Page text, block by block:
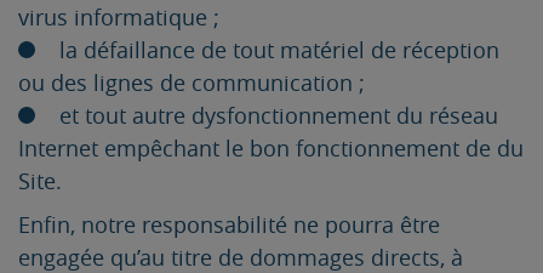
virus informatique ;
la défaillance de tout matériel de réception
ou des lignes de communication ;
et tout autre dysfonctionnement du réseau
Internet empêchant le bon fonctionnement de du
Site.
Enfin, notre responsabilité ne pourra être
engagée qu’au titre de dommages directs, à